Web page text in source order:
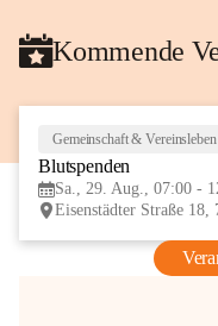
Kommende
Gemeinschaft & Vereinsleben
Blutspenden
Sa., 29. Aug., 07:00 -